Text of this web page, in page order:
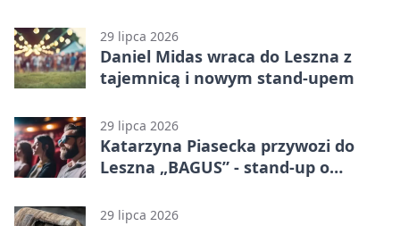
29 lipca 2026
Daniel Midas wraca do Leszna z
tajemnicą i nowym stand-upem
29 lipca 2026
Katarzyna Piasecka przywozi do
Leszna „BAGUS” - stand-up o
29 lipca 2026